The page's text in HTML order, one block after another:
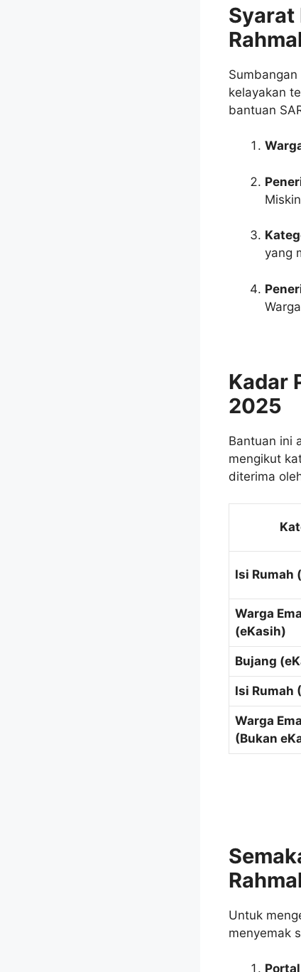
Syarat
kelayakan
bantuan
yang
Kadar
2025
Bantuan ini
mengikut
diterima
Isi Rumah
Warga
(eKasih)
Bujang
Isi Rumah
Warga
(Bukan
Untuk
menyemak